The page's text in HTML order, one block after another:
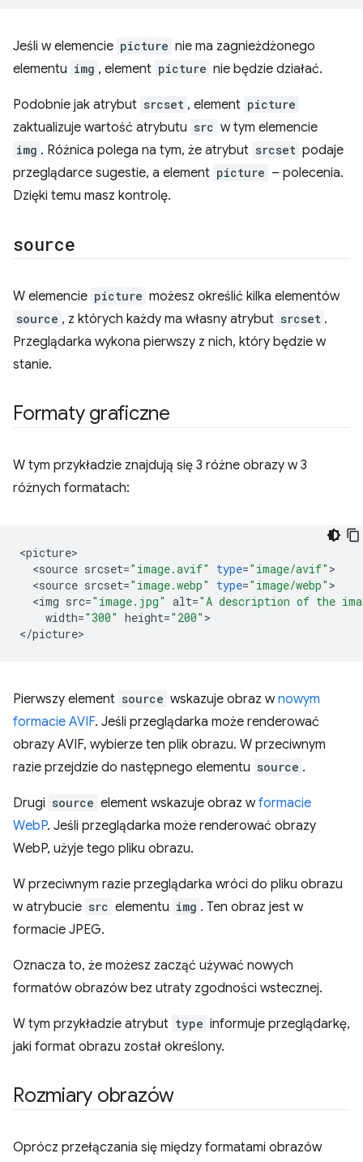
Jeśli w elemencie picture nie ma zagnieżdżonego
elementu img , element picture nie będzie działać.
Podobnie jak atrybut srcset , element picture
zaktualizuje wartość atrybutu src w tym elemencie
img . Różnica polega na tym, że atrybut srcset podaje
przeglądarce sugestie, a element picture – polecenia.
Dzięki temu masz kontrolę.
source
W elemencie picture możesz określić kilka elementów
source , z których każdy ma własny atrybut srcset .
Przeglądarka wykona pierwszy z nich, który będzie w
stanie.
Formaty graficzne
W tym przykładzie znajdują się 3 różne obrazy w 3
różnych formatach:
<picture
<source srcset="image.avif" type="image/avif"
<source srcset="image.webp" type="image/webp"
<img src="image.jpg" alt="A description of the
width="300" height="200" >
</picture
Pierwszy element source wskazuje obraz wnowym
formacie AVIF. Jeśli przeglądarka może renderować
obrazy AVIF, wybierze ten plik obrazu. W przeciwnym
razie przejdzie do następnego elementu source .
Drugi source element wskazuje obraz wformacie
WebP. Jeśli przeglądarka może renderować obrazy
WebP, użyje tego pliku obrazu.
W przeciwnym razie przeglądarka wróci do pliku obrazu
w atrybucie src elementu img . Ten obraz jest w
formacie JPEG.
Oznacza to, że możesz zacząć używać nowych
formatów obrazów bez utraty zgodności wstecznej.
W tym przykładzie atrybut type informuje przeglądarkę,
jaki format obrazu został określony.
Rozmiary obrazów
Oprócz przełączania się między formatami obrazów